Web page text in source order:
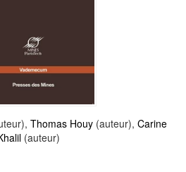
Thomas Houy(auteur), Carine
(auteur)